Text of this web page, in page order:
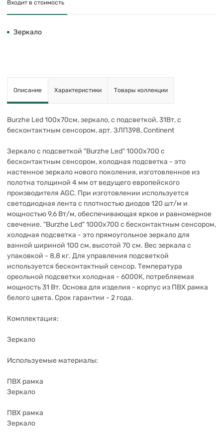
Входит в стоимость
Зеркало
Описание Характеристики Товары коллекции
Burzhe Led 100х70см, зеркало, с подсветкой, 31Вт, с
бесконтактным сенсором, арт. ЗЛП398, Continent
Зеркало с подсветкой "Burzhe Led" 1000х700 с
бесконтактным сенсором, холодная подсветка - это
настенное зеркало нового поколения, изготовленное из
полотна толщиной 4 мм от ведущего европейского
производителя AGC. При изготовлении используется
светодиодная лента с плотностью диодов 120 шт/м и
мощностью 9,6 Вт/м, обеспечивающая яркое и равномерное
свечение. "Burzhe Led" 1000х700 с бесконтактным сенсором,
холодная подсветка - это прямоугольное зеркало для
ванной шириной 100 см, высотой 70 см. Вес зеркала с
упаковкой - 8,8 кг. Для управления подсветкой
используется бесконтактный cенсор. Температура
ореольной подсветки холодная - 6000К, потребляемая
мощность 31 Вт. Основа для изделия - корпус из ПВХ рамка
белого цвета. Срок гарантии - 2 года.
Комплектация:
Зеркало
Используемые материалы:
ПВХ рамка
Зеркало
ПВХ рамка
Зеркало